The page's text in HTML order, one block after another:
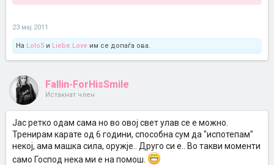
23 мај 2011
На Lolo5 и Liebe.Love им се допаѓа ова.
Fallin-ForHisSmile
Истакнат член
Јас ретко одам сама но во овој свет улав се е можно.
Тренирам карате од 6 години, способна сум да "испотепам"
некој, ама машка сила, оружје.. Друго си е.. Во такви моменти
само Господ нека ми е на помош.